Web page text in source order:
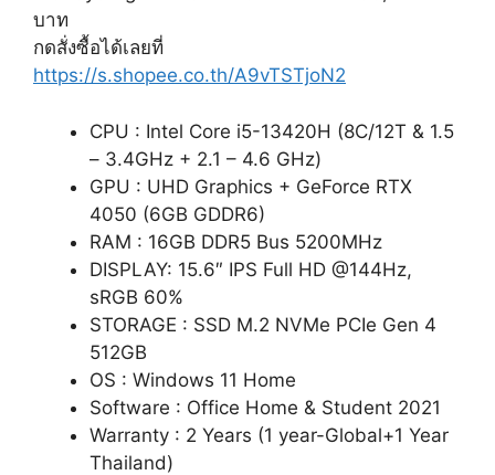
บาท
กดสั่งซื้อได้เลยที่
https://s.shopee.co.th/A9vTSTjoN2
CPU : Intel Core i5-13420H (8C/12T & 1.5
– 3.4GHz + 2.1 – 4.6 GHz)
GPU : UHD Graphics + GeForce RTX
4050 (6GB GDDR6)
RAM : 16GB DDR5 Bus 5200MHz
DISPLAY: 15.6″ IPS Full HD @144Hz,
sRGB 60%
STORAGE : SSD M.2 NVMe PCIe Gen 4
512GB
OS : Windows 11 Home
Software : Office Home & Student 2021
Warranty : 2 Years (1 year-Global+1 Year
Thailand)